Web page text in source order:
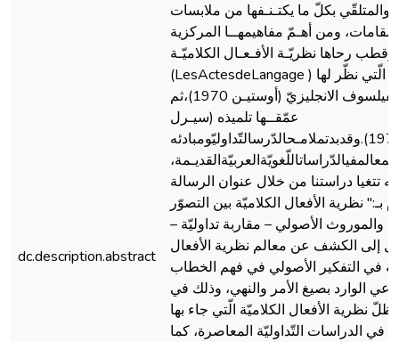
dc.description.abstract
والمتلقّي بكلّ ما يكتـنـفها من ملابسات
ومن أهـمّ مفاهيمهــا المركزية
وقطب رحاها نظريّـة الأفـعـال الكلاميّـة
(LesActesdeLangage ) الّتي نظّر لها
الفيلسوف الانجليزيّ (أوستيـن 1970)،ثم
عمّقــها تلميذه (سيـرل
1972).وقدبدتملامـحالدّرسالتّداوليّومبادئه
تتغيا دراستنا من خلال عنوان الرسالة
بـ:" نظرية الأفعال الكلاميّة بين التصوّر
والموروث الأصولي – مقاربة تداوليّة –
إلى الكشف عن معالم نظرية الأفعال
في التفكير الأصولي في فهم الخطاب
الوارد بصيغ الأمر والنهي، وذلك في
ظلّ نظرية الأفعال الكلاميّة الّتي جاء بها
في الدراسات التّداوليّة المعاصرة، كما